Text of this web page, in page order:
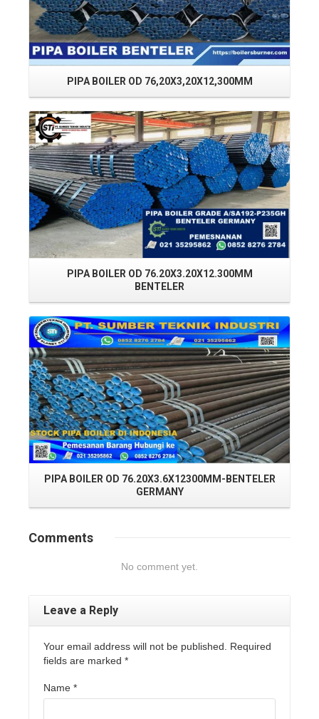
PIPA BOILER OD 76,20X3,20X12,300MM
PIPA BOILER OD 76.20X3.20X12.300MM
BENTELER
PIPA BOILER OD 76.20X3.6X12300MM-BENTELER
GERMANY
Comments
No comment yet.
Leave a Reply
Your email address will not be published. Required
fields are marked *
Name *